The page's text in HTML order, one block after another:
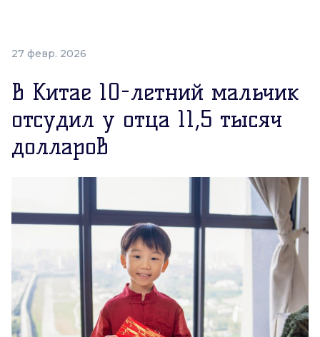
27 февр. 2026
В Китае 10-летний мальчик
отсудил у отца 11,5 тысяч
долларов